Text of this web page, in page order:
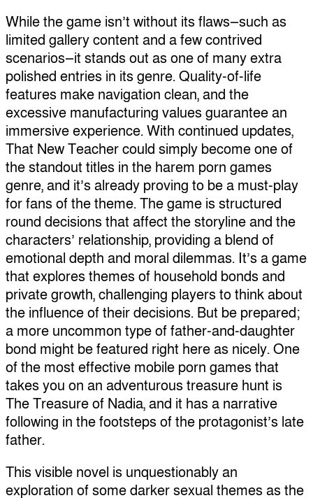
While the game isn’t without its flaws—such as
limited gallery content and a few contrived
scenarios—it stands out as one of many extra
polished entries in its genre. Quality-of-life
features make navigation clean, and the
excessive manufacturing values guarantee an
immersive experience. With continued updates,
That New Teacher could simply become one of
the standout titles in the harem porn games
genre, and it’s already proving to be a must-play
for fans of the theme. The game is structured
round decisions that affect the storyline and the
characters’ relationship, providing a blend of
emotional depth and moral dilemmas. It’s a game
that explores themes of household bonds and
private growth, challenging players to think about
the influence of their decisions. But be prepared;
a more uncommon type of father-and-daughter
bond might be featured right here as nicely. One
of the most effective mobile porn games that
takes you on an adventurous treasure hunt is
The Treasure of Nadia, and it has a narrative
following in the footsteps of the protagonist’s late
father.
This visible novel is unquestionably an
exploration of some darker sexual themes as the